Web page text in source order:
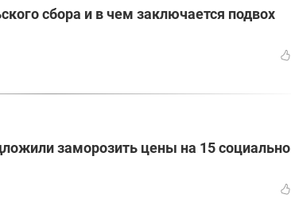
сбора и в чем заключается подвох
заморозить цены на 15 социально